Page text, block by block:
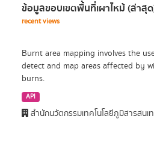
ข้อมูลขอบเขตพื้นที่เผาไหม้ (ล่าสุ
recent views
Burnt area mapping involves the
detect and map areas affected by
burns.
API
สำนักนวัตกรรมเทคโนโลยีภูมิสารสนเ